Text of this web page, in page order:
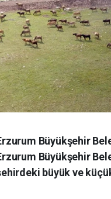
Büyükşehir
Büyükşehir
büyük ve